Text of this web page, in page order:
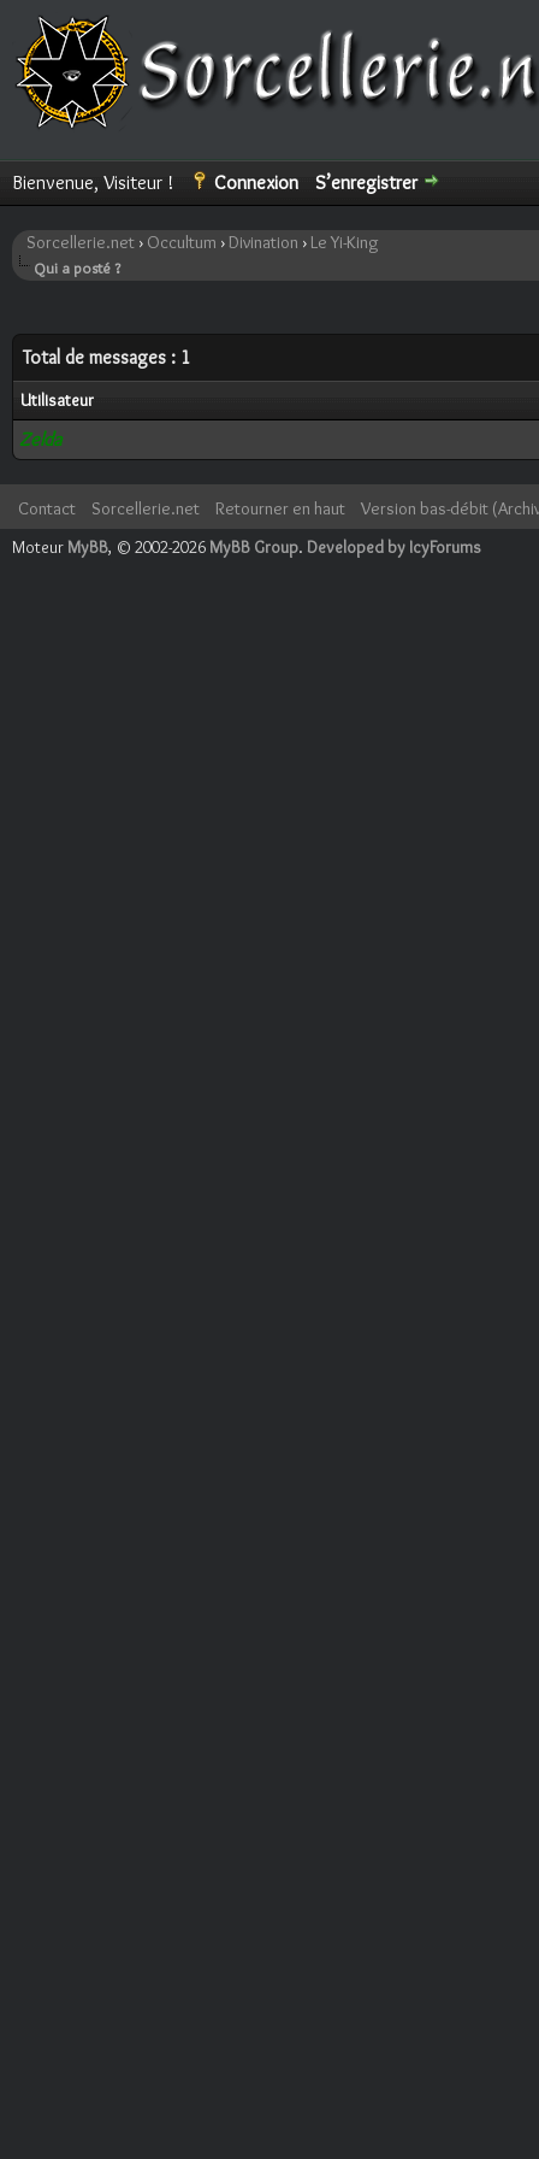
Bienvenue, Visiteur ! Connexion S’enregistrer
Sorcellerie.net › Occultum ›Divination › Le Yi-King
Qui a posté ?
Total de messages : 1
Utilisateur
Zelda
Contact Sorcellerie.net Retourner en haut
Version bas-débit
Moteur MyBB, © 2002-2026 MyBB Group. Developed by IcyForums